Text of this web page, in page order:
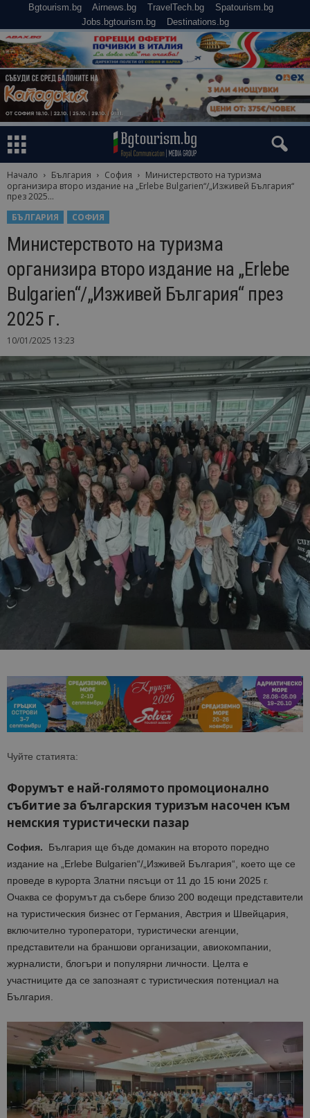
Bgtourism.bg Airnews.bg TravelTech.bg
Spatourism.bg
Jobs.bgtourism.bg
Destinations.bg
Начало България София
Министерството на туризма
организира второ издание на „Erlebe Bulgarien“/„Изживей България“
през 2025...
БЪЛГАРИЯ
СОФИЯ
Министерството на туризма
организира второ издание на „Erlebe
Bulgarien“/„Изживей България“ през
2025 г.
10/01/2025 13:23
Чуйте статията:
Форумът е най-голямото промоционално
събитие за българския туризъм насочен към
немския туристически пазар
София. България ще бъде домакин на второто поредно
издание на „Erlebe Bulgarien“/„Изживей България“, което ще се
проведе в курорта Златни пясъци от 11 до 15 юни 2025 г.
Очаква се форумът да събере близо 200 водещи представители
на туристическия бизнес от Германия, Австрия и Швейцария,
включително туроператори, туристически агенции,
представители на браншови организации, авиокомпании,
журналисти, блогъри и популярни личности. Целта е
участниците да се запознаят с туристическия потенциал на
България.